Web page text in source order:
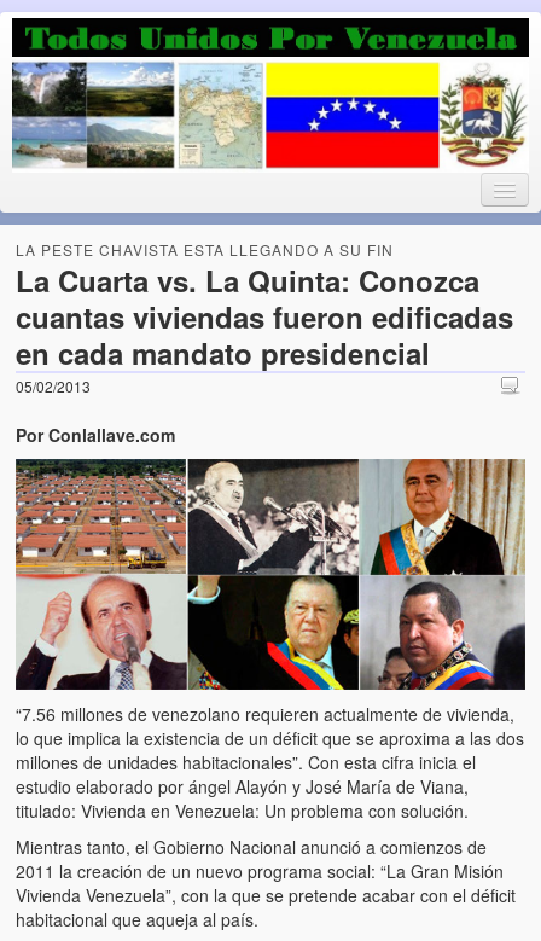
Luchando por la Democracia
Fuera el chavismo, la peor peste que le ha caido a esta tierra
Home
¡Bienvenido!
Blog. (Todos Unidos por Venezuela welcomes you to our Blog)
Acerca de este blog (About this Blog)
Artículos
El Tipo y los Rojos en Los Teques (The Jerk and the Reds in
Teques)
Hablé con Chavistas (I spoke with chavistas)
La burla del Chavez “tan amante de los niños” (The mockery of
Chavez “such a children lover”)
Los niños de las calles de Venezuela (Children of the streets of
Venezuela)
Luis y El Mono… en armas (Luis and El Mono… armed)
Puente Llaguno, Miraflores… ¿y Lina?
LA PESTE CHAVISTA ESTA LLEGANDO A SU FIN
La Cuarta vs. La Quinta: Conozca
cuantas viviendas fueron edificadas
en cada mandato presidencial
05/02/2013
Por Conlallave.com
“7.56 millones de venezolano requieren actualmente de vivienda,
lo que implica la existencia de un déficit que se aproxima a las dos
millones de unidades habitacionales”. Con esta cifra inicia el
estudio elaborado por ángel Alayón y José María de Viana,
titulado: Vivienda en Venezuela: Un problema con solución.
Mientras tanto, el Gobierno Nacional anunció a comienzos de
2011 la creación de un nuevo programa social: “La Gran Misión
Vivienda Venezuela”, con la que se pretende acabar con el déficit
habitacional que aqueja al país.